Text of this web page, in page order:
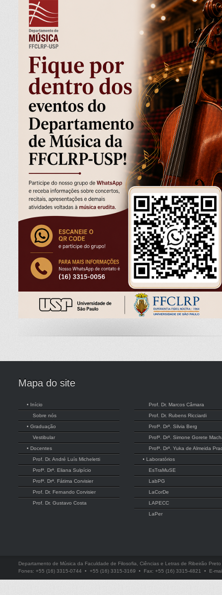
Mapa do site
• Início
Sobre nós
• Graduação
Vestibular
• Docentes
Prof. Dr. André Luís Micheletti
Profª. Drª. Eliana Sulpício
Profª. Drª. Fátima Corvisier
Prof. Dr. Fernando Corvisier
Prof. Dr. Gustavo Costa
Prof. Dr. Marcos Câmara
Prof. Dr. Rubens Ricciardi
Profª. Drª. Silvia Berg
Profª. Drª. Simone Gorete
Profª. Drª. Yuka de Almeida
• Laboratórios
EsTraMuSE
LabPG
LaCorDe
LAPECC
LaPer
Departamento de Música da Faculdade de Filosofia, Ciências e Letras de Ribeirão
Fones: +55 (16) 3315-0744 • +55 (16) 3315-3169 • Fax: +55 (16) 3315-4821 • E-